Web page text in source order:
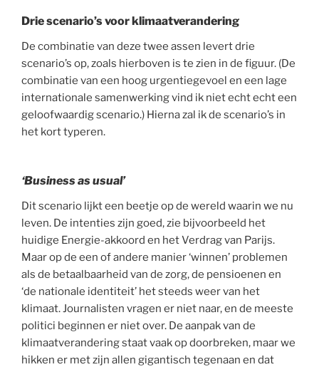
Drie scenario’s voor klimaatverandering
De combinatie van deze twee assen levert drie
scenario’s op, zoals hierboven is te zien in de figuur. (De
combinatie van een hoog urgentiegevoel en een lage
internationale samenwerking vind ik niet echt echt een
geloofwaardig scenario.) Hierna zal ik de scenario’s in
het kort typeren.
‘Business as usual’
Dit scenario lijkt een beetje op de wereld waarin we nu
leven. De intenties zijn goed, zie bijvoorbeeld het
huidige Energie-akkoord en het Verdrag van Parijs.
Maar op de een of andere manier ‘winnen’ problemen
als de betaalbaarheid van de zorg, de pensioenen en
‘de nationale identiteit’ het steeds weer van het
klimaat. Journalisten vragen er niet naar, en de meeste
politici beginnen er niet over. De aanpak van de
klimaatverandering staat vaak op doorbreken, maar we
hikken er met zijn allen gigantisch tegenaan en dat